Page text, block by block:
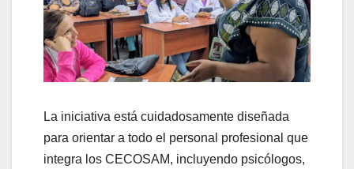
La iniciativa está cuidadosamente diseñada
para orientar a todo el personal profesional que
integra los CECOSAM, incluyendo psicólogos,